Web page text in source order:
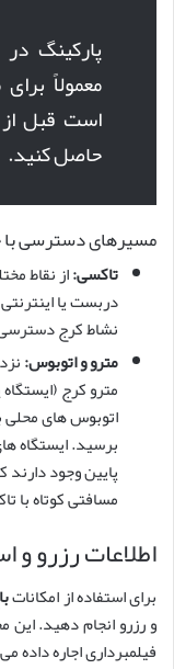
پارکینگ
معمولاً
است قبل
حاصل کنید.
مسیرهای دسترسی
تاکسی:از نقاط
دربست یا
نشاط کرج
مترو و اتوبوس:
مترو کرج
اتوبوس های
برسید. ایستگاه
پایین وجود
مسافتی کوتاه با
اطلاعات رزرو و
برای استفاده از امکانات
و رزرو انجام دهید.
فیلمبرداری اجاره داده